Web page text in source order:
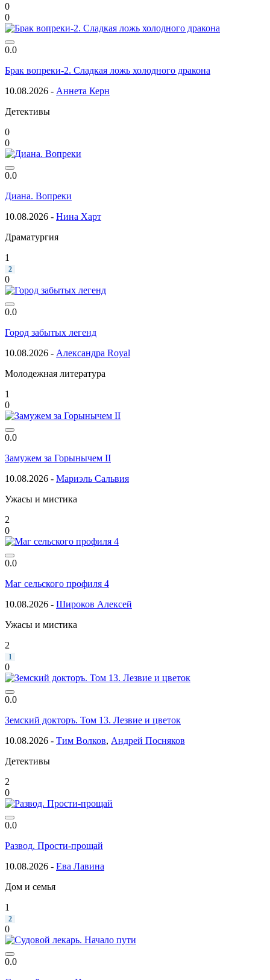
0
0
0.0
Брак вопреки-2. Сладкая ложь холодного дракона
10.08.2026 - Аннета Керн
Детективы
0
0
0.0
Диана. Вопреки
10.08.2026 - Нина Харт
Драматургия
1
2
0
0.0
Город забытых легенд
10.08.2026 - Александра Royal
Молодежная литература
1
0
0.0
Замужем за Горынычем II
10.08.2026 - Мариэль Сальвия
Ужасы и мистика
2
0
0.0
Маг сельского профиля 4
10.08.2026 - Широков Алексей
Ужасы и мистика
2
1
0
0.0
Земский докторъ. Том 13. Лезвие и цветок
10.08.2026 - Тим Волков, Андрей Посняков
Детективы
2
0
0.0
Развод. Прости-прощай
10.08.2026 - Ева Лавина
Дом и семья
1
2
0
0.0